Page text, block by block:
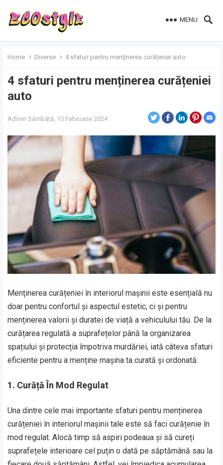
MENU
Home Diverse 4 sfaturi pentru menținerea curățeniei auto
4 sfaturi pentru menținerea curățeniei
auto
Admin Sâmbătă, 10 Februarie 2024
Menținerea curățeniei în interiorul mașinii este esențială nu
doar pentru confortul și aspectul estetic, ci și pentru
menținerea valorii și duratei de viață a vehiculului tău. De la
curățarea regulată a suprafețelor până la organizarea
spațiului și protecția împotriva murdăriei, iată câteva sfaturi
eficiente pentru a menține mașina ta curată și ordonată:
1. Curăță În Mod Regulat
Una dintre cele mai importante sfaturi pentru menținerea
curățeniei în interiorul mașinii tale este să faci curățenie în
mod regulat. Alocă timp să aspiri podeaua și să cureți
suprafețele interioare cel puțin o dată pe săptămână sau la